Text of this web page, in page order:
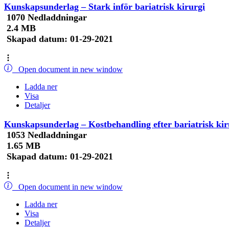
Kunskapsunderlag – Stark inför bariatrisk kirurgi
1070 Nedladdningar
2.4 MB
Skapad datum: 01-29-2021
Open document in new window
Ladda ner
Visa
Detaljer
Kunskapsunderlag – Kostbehandling efter bariatrisk
1053 Nedladdningar
1.65 MB
Skapad datum: 01-29-2021
Open document in new window
Ladda ner
Visa
Detaljer